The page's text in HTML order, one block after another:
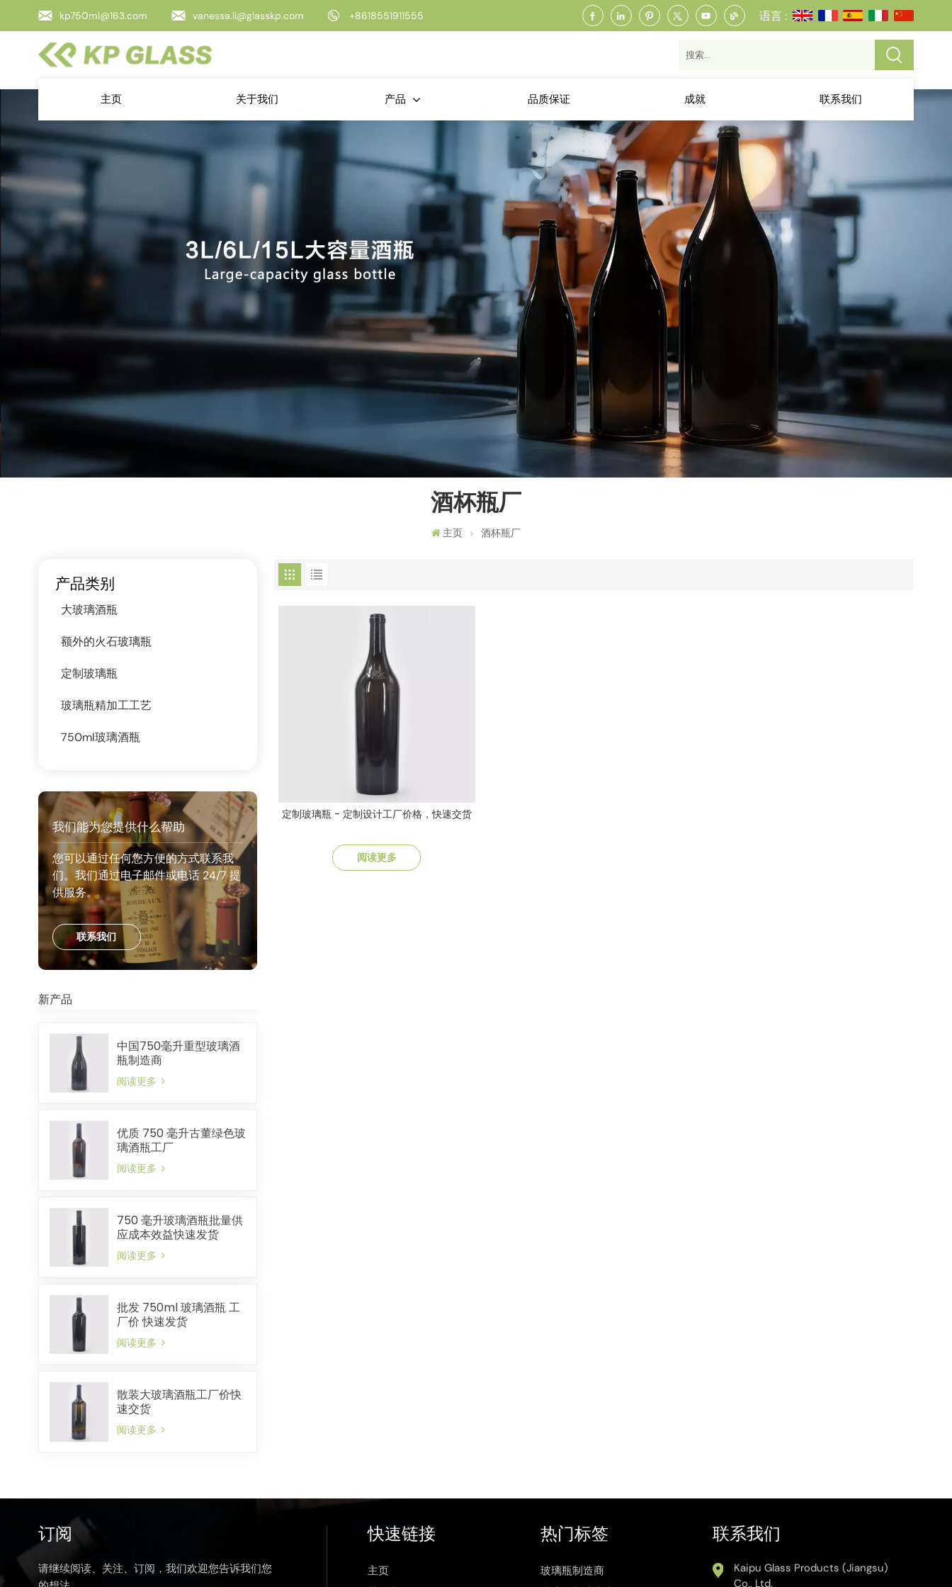
kp750ml@163.com vanessa.li@glasskp.com +8618551911555 语言 :
主页 关于我们 产品 品质保证 成就 联系我们
酒杯瓶厂
主页 酒杯瓶厂
产品类别
大玻璃酒瓶
额外的火石玻璃瓶
定制玻璃瓶
玻璃瓶精加工工艺
750ml玻璃酒瓶
我们能为您提供什么帮助
您可以通过任何您方便的方式联系我
们。我们通过电子邮件或电话 24/7 提
供服务。
联系我们
新产品
中国750毫升重型玻璃酒
瓶制造商
阅读更多
优质 750 毫升古董绿色玻
璃酒瓶工厂
阅读更多
750 毫升玻璃酒瓶批量供
应成本效益快速发货
阅读更多
批发 750ml 玻璃酒瓶 工
厂价 快速发货
阅读更多
散装大玻璃酒瓶工厂价快
速交货
阅读更多
定制玻璃瓶 - 定制设计工厂价格，快速交货
阅读更多
订阅
请继续阅读、关注、订阅，我们欢迎您告诉我们您
快速链接
主页
热门标签
玻璃瓶制造商
联系我们
Kaipu Glass Products (Jiangsu)
Co., Ltd.